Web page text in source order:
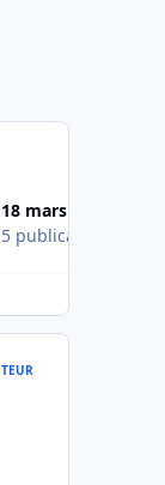
18 mars 2005
5 publications